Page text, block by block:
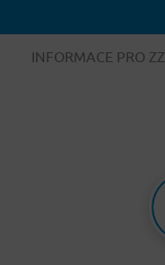
INFORMACE PRO ZZ